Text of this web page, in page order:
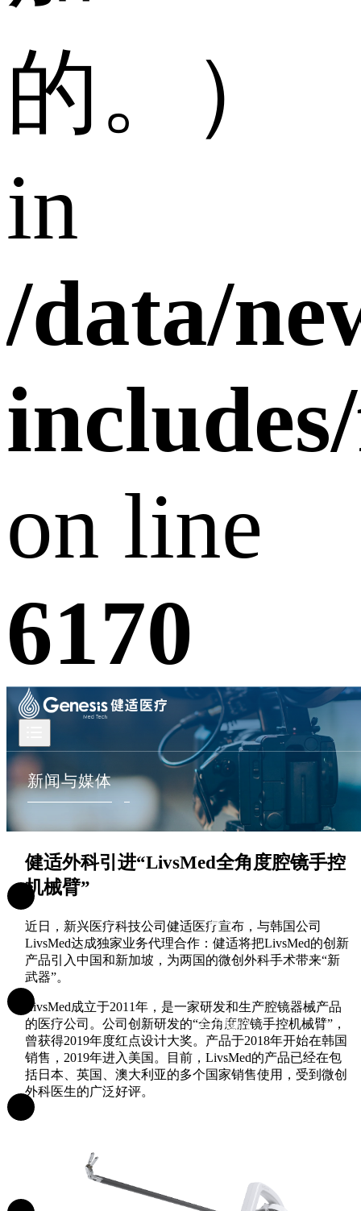
的。）
in
/data/
on line
6170
首页
关于我们
新闻与媒体
健适外科引进“LivsMed全角度腔镜手控
机械臂”
近日，新兴医疗科技公司健适医疗宣布，与韩国公司
LivsMed达成独家业务代理合作：健适将把LivsMed的创新
产品引入中国和新加坡，为两国的微创外科手术带来“新
武器”。
LivsMed成立于2011年，是一家研发和生产腔镜器械产品
的医疗公司。公司创新研发的“全角度腔镜手控机械臂”，
曾获得2019年度红点设计大奖。产品于2018年开始在韩国
销售，2019年进入美国。目前，LivsMed的产品已经在包
括日本、英国、澳大利亚的多个国家销售使用，受到微创
外科医生的广泛好评。